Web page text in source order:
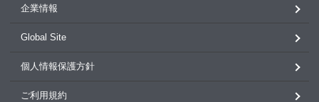
企業情報
Global Site
個人情報保護方針
ご利用規約